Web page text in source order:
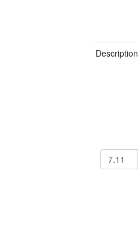
Description